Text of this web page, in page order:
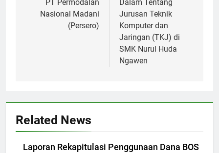
PT Permodalan
Nasional Madani
(Persero)
Dalam Tentang
Jurusan Teknik
Komputer dan
Jaringan (TKJ) di
SMK Nurul Huda
Ngawen
Related News
Laporan Rekapitulasi Penggunaan Dana BOS